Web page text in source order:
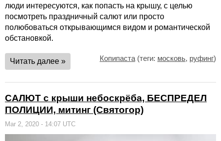
люди интересуются, как попасть на крышу, с целью
посмотреть праздничный салют или просто
полюбоваться открывающимся видом и романтической
обстановкой.
Читать далее » Копипаста(теги: московь, руфинг)
САЛЮТ с крыши небоскрёба, БЕСПРЕДЕЛ
ПОЛИЦИИ, митинг (Святогор)
Mar 2, 2020 - 14:07 UTC